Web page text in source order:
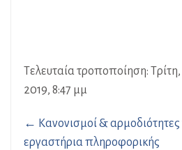
Τελευταία τροποποίηση:
2019, 8:47 μμ
← Κανονισμοί & αρμοδιότητες
εργαστήρια πληροφορικής